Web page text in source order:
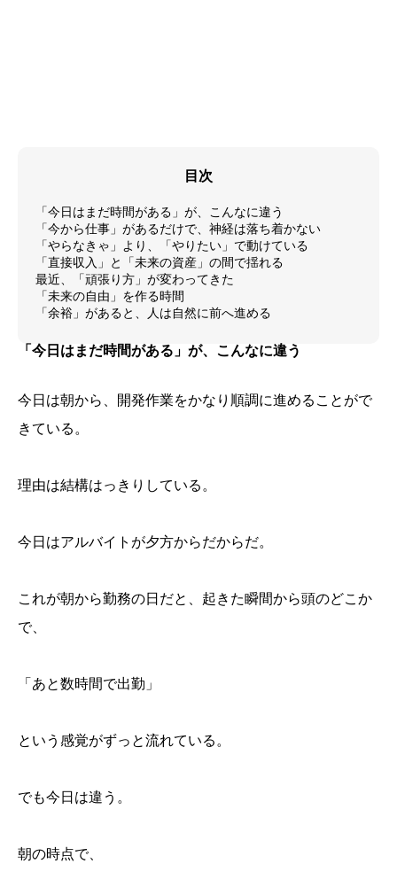
目次
「今日はまだ時間がある」が、こんなに違う
「今から仕事」があるだけで、神経は落ち着かない
「やらなきゃ」より、「やりたい」で動けている
「直接収入」と「未来の資産」の間で揺れる
最近、「頑張り方」が変わってきた
「未来の自由」を作る時間
「余裕」があると、人は自然に前へ進める
「今日はまだ時間がある」が、こんなに違う
今日は朝から、開発作業をかなり順調に進めることがで
きている。
理由は結構はっきりしている。
今日はアルバイトが夕方からだからだ。
これが朝から勤務の日だと、起きた瞬間から頭のどこか
で、
「あと数時間で出勤」
という感覚がずっと流れている。
でも今日は違う。
朝の時点で、